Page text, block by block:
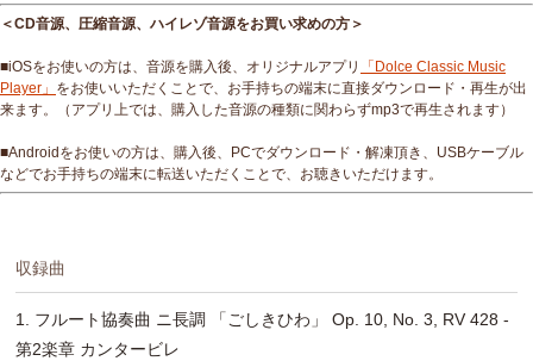
＜CD音源、圧縮音源、ハイレゾ音源をお買い求めの方＞
■iOSをお使いの方は、音源を購入後、オリジナルアプリ
「Dolce Classic Music
Player」 をお使いいただくことで、お手持ちの端末に直接ダウンロード・再生が出
来ます。（アプリ上では、購入した音源の種類に関わらずmp3で再生されます）
■Androidをお使いの方は、購入後、PCでダウンロード・解凍頂き、USBケーブル
などでお手持ちの端末に転送いただくことで、お聴きいただけます。
収録曲
1. フルート協奏曲 ニ長調 「ごしきひわ」 Op. 10, No. 3, RV 428 -
第2楽章 カンタービレ